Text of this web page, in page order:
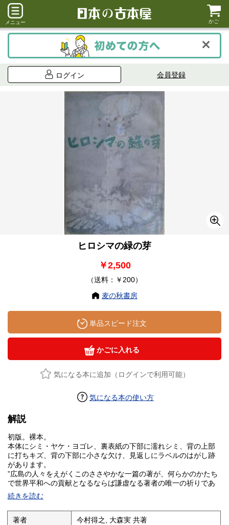
メニュー かご
ログイン 会員登録
ヒロシマの緑の芽
￥2,500
（送料：￥200）
麦の秋書房
単品スピード注文
かごに入れる
気になる本に追加（ログインで利用可能）
気になる本の使い方
解説
初版。裸本。
本体にシミ・ヤケ・ヨゴレ、裏表紙の下部に濡れシミ、背の上部
に打ちキズ、背の下部に小さな欠け、見返しにラベルのはがし跡
があります。
”広島の人々をえがくこのささやかな一篇の著が、何らかのかたち
で世界平和への貢献となるならば謙虚なる著者の唯一の祈りであ
る”。
鈴木文史朗の序文。
装丁：高木四郎
続きを読む
著者 今村得之, 大森実 共著